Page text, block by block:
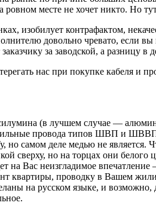
ровном месте не хочет никто. Но
изобилует контрафактом,
довольно чревато, если
за заводской, а разницу в
нас при покупке кабеля
(в лучшем случае —
провода типов ШВП и ШВВП.
самом деле медью не является.
но на торцах они белого
на Вас неизгладимое
квартиры, проводку в Вашем
на русском языке, и